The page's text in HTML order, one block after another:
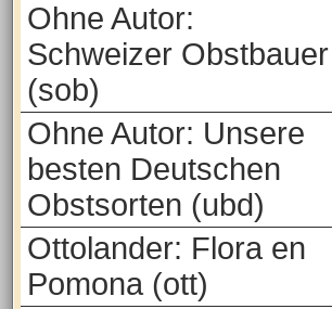
Ohne Autor:
Schweizer Obstbauer
(sob)
Ohne Autor: Unsere
besten Deutschen
Obstsorten (ubd)
Ottolander: Flora en
Pomona (ott)